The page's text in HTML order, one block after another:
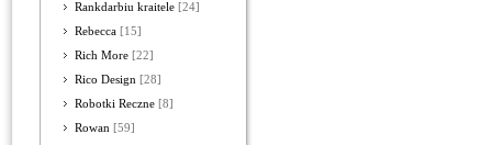
Rankdarbiu kraitele [24]
Rebecca [15]
Rich More [22]
Rico Design [28]
Robotki Reczne [8]
Rowan [59]